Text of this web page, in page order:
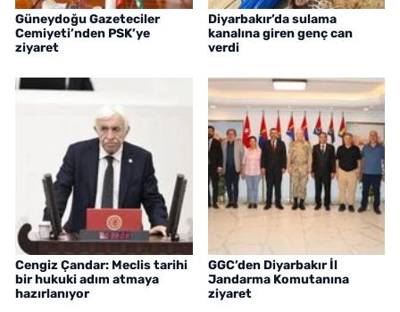
Güneydoğu Gazeteciler
Cemiyeti’nden PSK’ye
ziyaret
Diyarbakır’da sulama
kanalına giren genç can
verdi
Cengiz Çandar: Meclis tarihi
bir hukuki adım atmaya
hazırlanıyor
GGC’den Diyarbakır İl
Jandarma Komutanına
ziyaret